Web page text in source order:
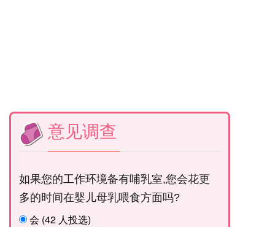
意见调查
如果您的工作环境备有哺乳室,您会花更
多的时间在婴儿母乳喂食方面吗?
会 (42 人投选)